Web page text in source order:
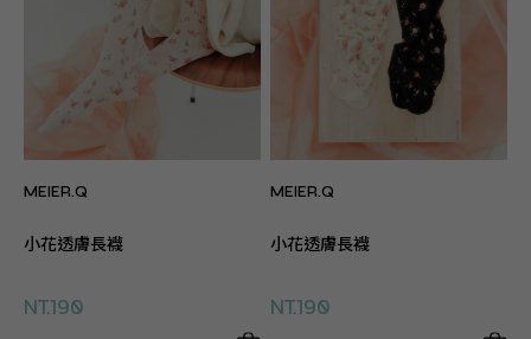
MEIER.Q
小花透膚長襪
NT.190
MEIER.Q
小花透膚長襪
NT.190